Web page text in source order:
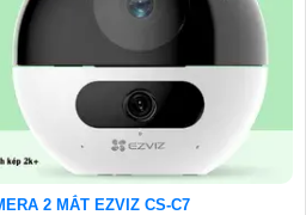
2 MẮT EZVIZ CS-C7